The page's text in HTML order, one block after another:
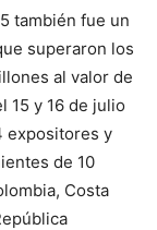
también fue un
superaron los
al valor de
15 y 16 de julio
expositores y
de 10
Costa